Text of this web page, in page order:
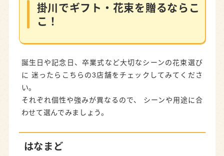
富葉園
掛川で植物・グリーンを探すならここ！
BOTANICAL GARDEN OZMAN
Q.当日急に花が必要になった時は？
掛川でギフト・花束を贈るならこ
こ！
誕生日や記念日、卒業式など大切なシーンの花束選び
に 迷ったらこちらの3店舗をチェックしてみてくださ
い。
それぞれ個性や強みが異なるので、 シーンや用途に合
わせて選んでみましょう。
はなまど